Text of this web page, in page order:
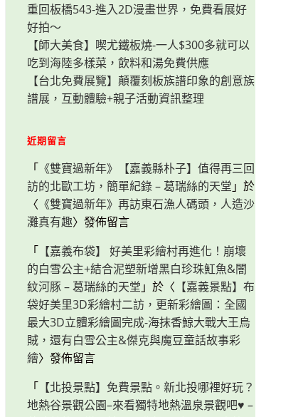
重回板橋543-進入2D漫畫世界，免費看展好
好拍～
【師大美食】喫尤鐵板燒-一人$300多就可以
吃到海陸多樣菜，飲料和湯免費供應
【台北免費展覽】顛覆刻板族譜印象的創意族
譜展，互動體驗+親子活動資訊整理
近期留言
「 《雙寶過新年》【嘉義縣朴子】值得再三回
訪的北歐工坊，簡單紀錄 – 葛瑞絲的天堂 」於
〈 《雙寶過新年》再訪東石漁人碼頭，人造沙
灘真有趣〉發佈留言
「 【嘉義布袋】 好美里彩繪村再進化！崩壞
的白雪公主+結合泥塑新增黑白珍珠魟魚&闇
紋河豚 – 葛瑞絲的天堂 」於〈 【嘉義景點】布
袋好美里3D彩繪村二訪，更新彩繪圖：全國
最大3D立體彩繪圖完成-海抹香鯨大戰大王烏
賊，還有白雪公主&傑克與魔豆童話故事彩
繪〉發佈留言
「 【北投景點】免費景點。新北投哪裡好玩？
地熱谷景觀公園–來看獨特地熱溫泉景觀吧♥ –